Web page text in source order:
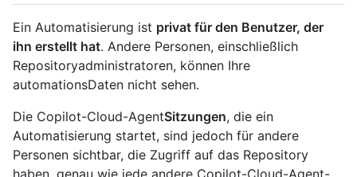
Ein Automatisierung ist privat für den Benutzer, der
ihn erstellt hat. Andere Personen, einschließlich
Repositoryadministratoren, können Ihre
automationsDaten nicht sehen.
Die Copilot-Cloud-AgentSitzungen, die ein
Automatisierung startet, sind jedoch für andere
Personen sichtbar, die Zugriff auf das Repository